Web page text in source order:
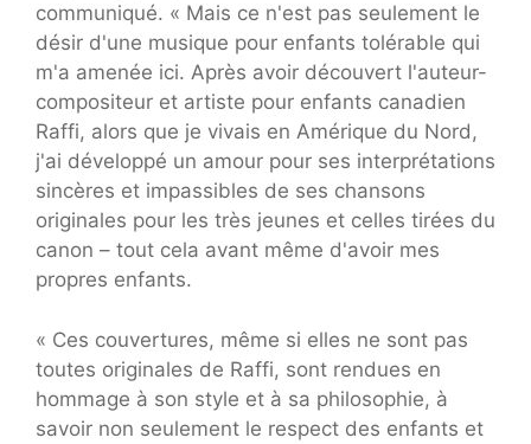
communiqué. « Mais ce n'est pas seulement le
désir d'une musique pour enfants tolérable qui
m'a amenée ici. Après avoir découvert l'auteur-
compositeur et artiste pour enfants canadien
Raffi, alors que je vivais en Amérique du Nord,
j'ai développé un amour pour ses interprétations
sincères et impassibles de ses chansons
originales pour les très jeunes et celles tirées du
canon – tout cela avant même d'avoir mes
propres enfants.
« Ces couvertures, même si elles ne sont pas
toutes originales de Raffi, sont rendues en
hommage à son style et à sa philosophie, à
savoir non seulement le respect des enfants et